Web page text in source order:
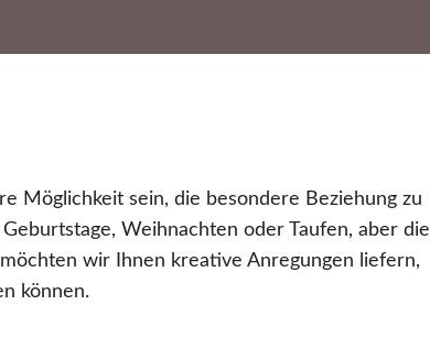
Möglichkeit sein, die besondere Beziehung zu
Weihnachten oder Taufen, aber die
wir Ihnen kreative Anregungen liefern,
können.